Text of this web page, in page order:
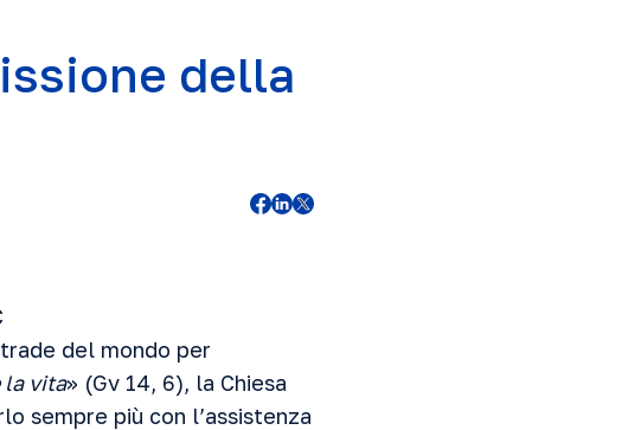
della
del mondo per
la vita» (Gv 14, 6), la Chiesa
sempre più con l’assistenza